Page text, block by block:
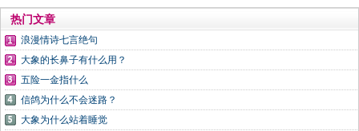
热门文章
浪漫情诗七言绝句
大象的长鼻子有什么用？
五险一金指什么
信鸽为什么不会迷路？
大象为什么站着睡觉